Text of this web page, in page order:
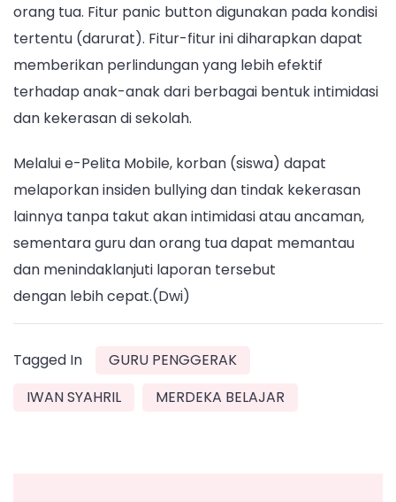
orang tua. Fitur panic button digunakan pada kondisi
tertentu (darurat). Fitur-fitur ini diharapkan dapat
memberikan perlindungan yang lebih efektif
terhadap anak-anak dari berbagai bentuk intimidasi
dan kekerasan di sekolah.
Melalui e-Pelita Mobile, korban (siswa) dapat
melaporkan insiden bullying dan tindak kekerasan
lainnya tanpa takut akan intimidasi atau ancaman,
sementara guru dan orang tua dapat memantau
dan menindaklanjuti laporan tersebut
dengan lebih cepat.(Dwi)
Tagged In
GURU PENGGERAK
IWAN SYAHRIL
MERDEKA BELAJAR